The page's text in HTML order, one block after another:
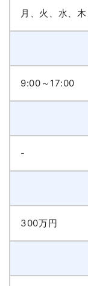
月、火、水、
9:00～17:00
-
300万円